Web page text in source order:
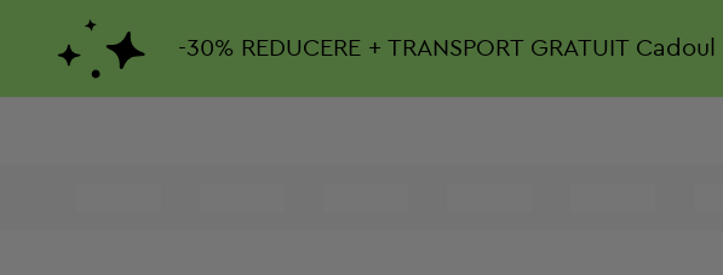
-30% REDUCERE + TRANSPORT GRATUITCadoul